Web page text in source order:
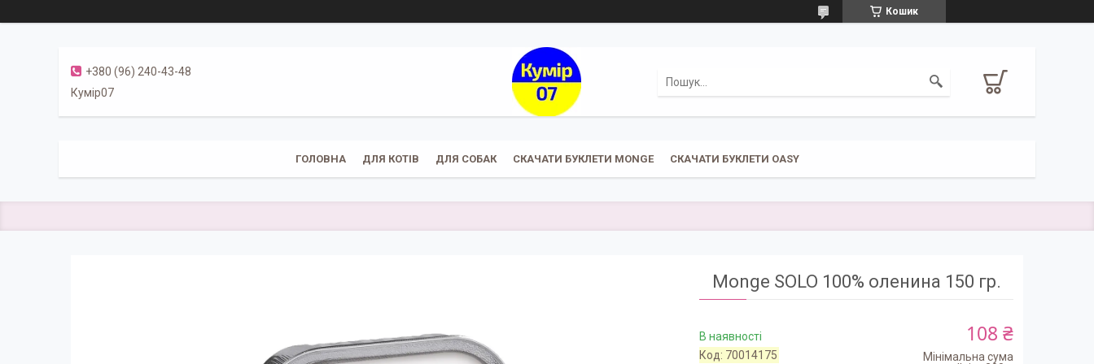
Кошик
+380 (96) 240-43-48
Кумір07
ГОЛОВНА ДЛЯ КОТІВ ДЛЯ СОБАК СКАЧАТИ БУКЛЕТИ MONGE СКАЧАТИ БУКЛЕТИ OASY
Monge SOLO 100% оленина 150 гр.
В наявності
Код: 70014175
108 ₴
Мінімальна сума